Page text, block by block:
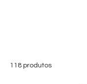
118 produtos